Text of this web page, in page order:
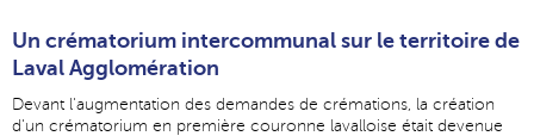
Un crématorium intercommunal sur le territoire de
Laval Agglomération
Devant l'augmentation des demandes de crémations, la création
d'un crématorium en première couronne lavalloise était devenue